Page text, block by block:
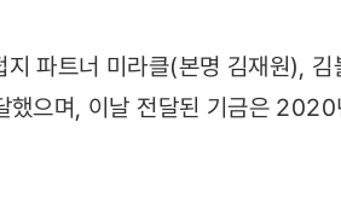
파트너 미라클(본명 김재원), 김
으며, 이날 전달된 기금은 2020